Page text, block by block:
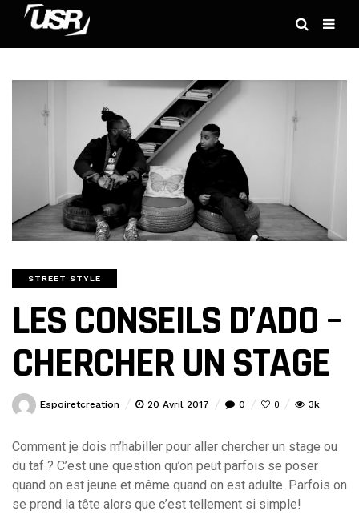
STREET STYLE
LES CONSEILS D’ADO –
CHERCHER UN STAGE
Espoiretcreation 20 Avril 2017 0 0 3k
Comment je dois m’habiller pour aller chercher un stage ou
du taf ? C’est une question qu’on peut parfois se poser
quand on est jeune et même quand on est adulte. Parfois on
se prend la tête alors que c’est tellement si simple!